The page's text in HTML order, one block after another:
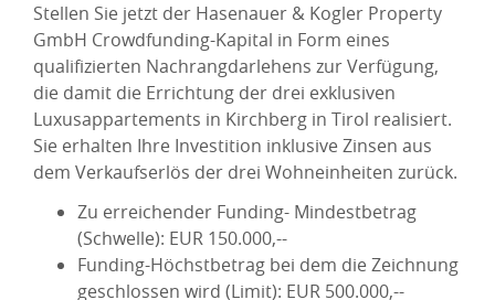
Stellen Sie jetzt der Hasenauer & Kogler Property
GmbH Crowdfunding-Kapital in Form eines
qualifizierten Nachrangdarlehens zur Verfügung,
die damit die Errichtung der drei exklusiven
Luxusappartements in Kirchberg in Tirol realisiert.
Sie erhalten Ihre Investition inklusive Zinsen aus
dem Verkaufserlös der drei Wohneinheiten zurück.
Zu erreichender Funding- Mindestbetrag
(Schwelle): EUR 150.000,--
Funding-Höchstbetrag bei dem die Zeichnung
geschlossen wird (Limit): EUR 500.000,--